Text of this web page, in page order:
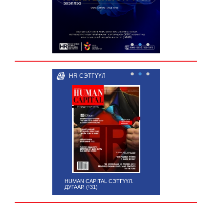
● ● ●
HR СЭТГҮҮЛ
HUMAN CAPITAL СЭТГҮҮЛ.
ДУГААР. (¹31)
● ● ●